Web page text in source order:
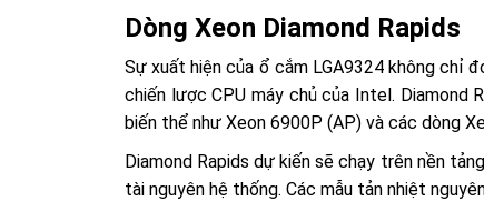
Dòng Xeon Diamond Rapids
Sự xuất hiện của ổ cắm LGA9324 không chỉ
chiến lược CPU máy chủ của Intel. Diamond
biến thể như Xeon 6900P (AP) và các dòng
Diamond Rapids dự kiến sẽ chạy trên nền
tài nguyên hệ thống. Các mẫu tản nhiệt